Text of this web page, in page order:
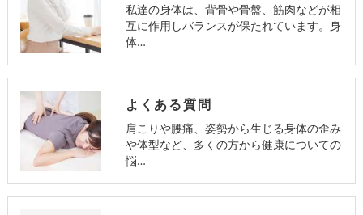
私達の身体は、背骨や骨盤、筋肉などが相
互に作用しバランスが保たれています。身
体…
よくある質問
肩こりや腰痛、姿勢から生じる身体の歪み
や体型など、多くの方から健康についての
悩…